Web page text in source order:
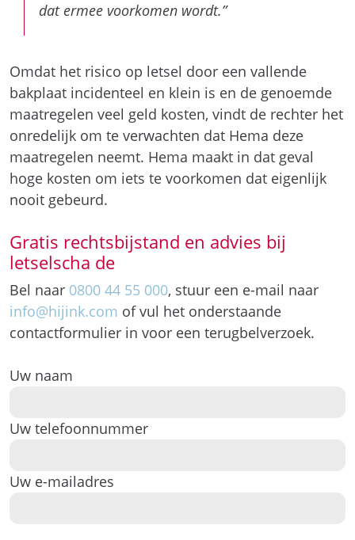
dat ermee voorkomen wordt.”
Omdat het risico op letsel door een vallende
bakplaat incidenteel en klein is en de genoemde
maatregelen veel geld kosten, vindt de rechter het
onredelijk om te verwachten dat Hema deze
maatregelen neemt. Hema maakt in dat geval
hoge kosten om iets te voorkomen dat eigenlijk
nooit gebeurd.
Gratis rechtsbijstand en advies bij
letselscha de
Bel naar 0800 44 55 000, stuur een e-mail naar
info@hijink.com of vul het onderstaande
contactformulier in voor een terugbelverzoek.
Uw naam
Uw telefoonnummer
Uw e-mailadres